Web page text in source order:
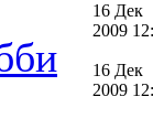
16 Дек
2009
16 Дек
2009